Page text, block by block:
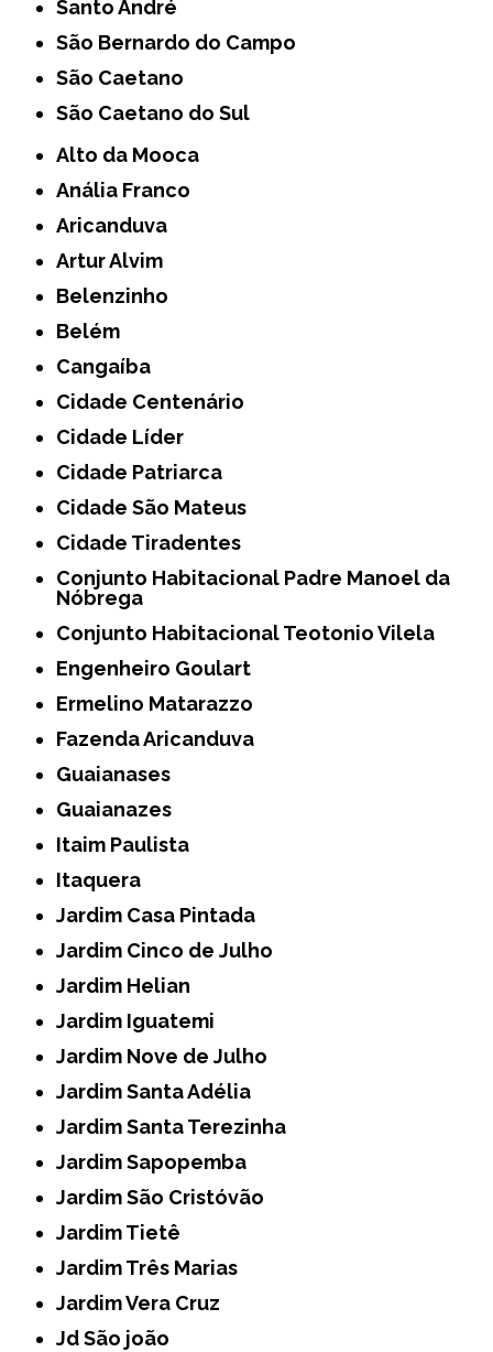
Santo André
São Bernardo do Campo
São Caetano
São Caetano do Sul
Alto da Mooca
Anália Franco
Aricanduva
Artur Alvim
Belenzinho
Belém
Cangaíba
Cidade Centenário
Cidade Líder
Cidade Patriarca
Cidade São Mateus
Cidade Tiradentes
Conjunto Habitacional Padre Manoel da
Nóbrega
Conjunto Habitacional Teotonio Vilela
Engenheiro Goulart
Ermelino Matarazzo
Fazenda Aricanduva
Guaianases
Guaianazes
Itaim Paulista
Itaquera
Jardim Casa Pintada
Jardim Cinco de Julho
Jardim Helian
Jardim Iguatemi
Jardim Nove de Julho
Jardim Santa Adélia
Jardim Santa Terezinha
Jardim Sapopemba
Jardim São Cristóvão
Jardim Tietê
Jardim Três Marias
Jardim Vera Cruz
Jd São joão